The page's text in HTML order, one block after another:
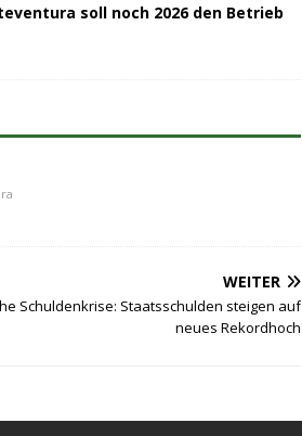
soll noch 2026 den Betrieb
WEITER
Schuldenkrise: Staatsschulden steigen auf
neues Rekordhoch